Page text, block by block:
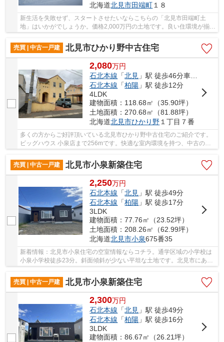
北海道北見市田端町 １８
新生活を失敗せず、スタートさせたいならこちらの「北見市田端町土
地」はいかがでしょうか。価格2,000万円の土地です。良い住環境が揃
い、ニーズが高い北見市エリアの土地探しはぜひ当...
売買 | 中古一戸建
北見市ひかり野中古住宅
2,080万円
石北本線 「北見 」駅 徒歩46分車8分
石北本線 「柏陽 」駅 徒歩12分
4LDK
建物面積：118.68㎡（35.90坪）
土地面積：270.68㎡（81.88坪）
北海道北見市ひかり野１丁目７番
多くの方からご好評頂いている北見市ひかり野中古住宅のご紹介です。
ビッグハウス 小泉店まで256mです。快適な室内環境を持つ、中古の一
売買 | 中古一戸建
北見市小泉新築住宅
2,250万円
石北本線 「北見 」駅 徒歩49分
石北本線 「柏陽 」駅 徒歩17分
3LDK
建物面積：77.76㎡（23.52坪）
土地面積：208.26㎡（62.99坪）
北海道北見市小泉675番35
新着情報：北見市小泉住宅の空室情報ならコチラ。通学区域の小学校は
小泉小学校徒歩23分。斜面傾斜が少ない平坦な土地です。北見市にある
売買 | 中古一戸建
北見市小泉新築住宅
2,300万円
石北本線 「北見 」駅 徒歩49分
石北本線 「柏陽 」駅 徒歩16分
3LDK
建物面積：86.67㎡（26.21坪）